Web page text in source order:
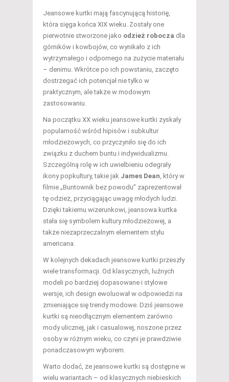
Jeansowe kurtki mają fascynującą historię,
która sięga końca XIX wieku. Zostały one
pierwotnie stworzone jako odzież robocza dla
górników i kowbojów, co wynikało z ich
wytrzymałego i odpornego na zużycie materiału
– denimu. Wkrótce po ich powstaniu, zaczęto
dostrzegać ich potencjał nie tylko w
praktycznym, ale także w modowym
zastosowaniu.
Na początku XX wieku jeansowe kurtki zyskały
popularność wśród hipisów i subkultur
młodzieżowych, co przyczyniło się do ich
związku z duchem buntu i indywidualizmu.
Szczególną rolę w ich uwielbieniu odegrały
ikony popkultury, takie jak James Dean , który w
filmie „Buntownik bez powodu” zaprezentował
tę odzież, przyciągając uwagę młodych ludzi.
Dzięki takiemu wizerunkowi, jeansowa kurtka
stała się symbolem kultury młodzieżowej, a
także niezaprzeczalnym elementem stylu
americana.
W kolejnych dekadach jeansowe kurtki przeszły
wiele transformacji. Od klasycznych, luźnych
modeli po bardziej dopasowane i stylowe
wersje, ich design ewoluował w odpowiedzi na
zmieniające się trendy modowe. Dziś jeansowe
kurtki są nieodłącznym elementem zarówno
mody ulicznej, jak i casualowej, noszone przez
osoby w różnym wieku, co czyni je prawdziwie
ponadczasowym wyborem.
Warto dodać, że jeansowe kurtki są dostępne w
wielu wariantach – od klasycznych niebieskich